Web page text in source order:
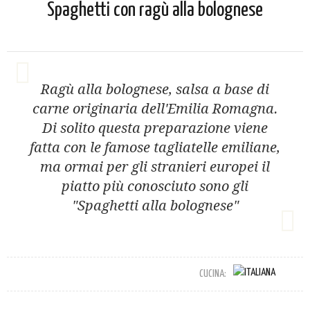
Spaghetti con ragù alla bolognese
Ragù alla bolognese, salsa a base di
carne originaria dell'Emilia Romagna.
Di solito questa preparazione viene
fatta con le famose tagliatelle emiliane,
ma ormai per gli stranieri europei il
piatto più conosciuto sono gli
"Spaghetti alla bolognese"
CUCINA: